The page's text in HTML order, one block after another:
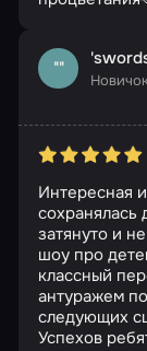
''''
Интересная
сохранялась
затянуто и
шоу про
классный
антуражем
следующих
Успехов